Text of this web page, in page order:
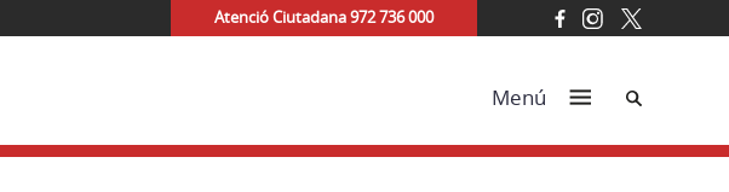
Atenció Ciutadana 972 736 000
Menú Cerca